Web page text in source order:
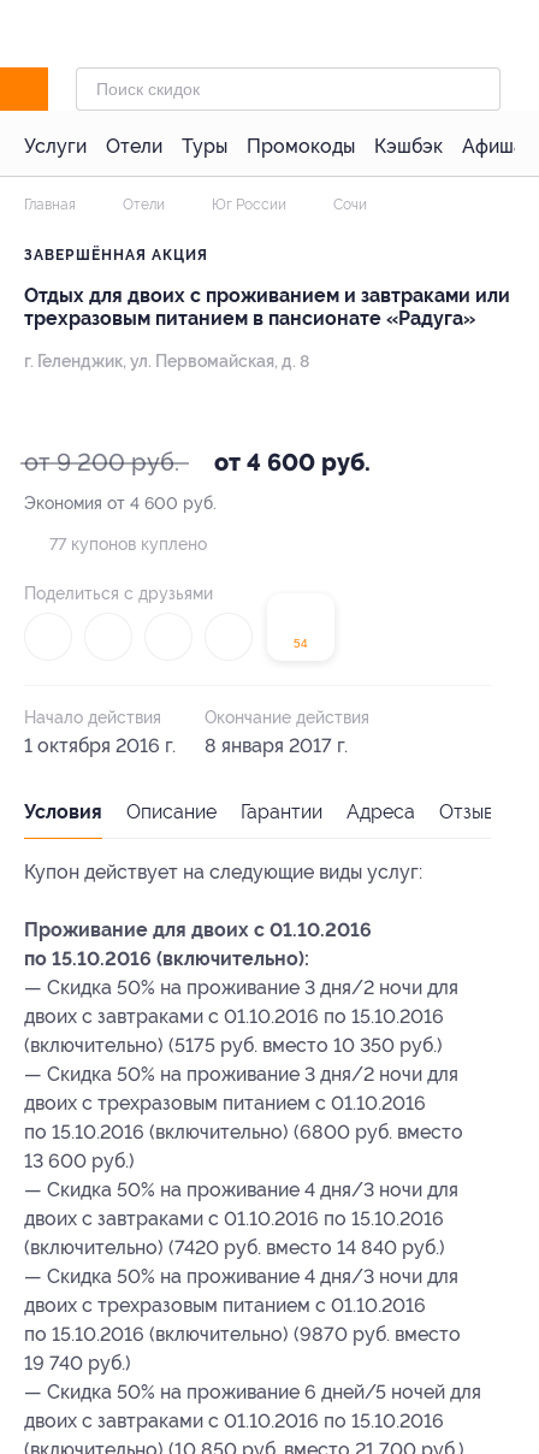
Услуги Отели Туры Промокоды Кэшбэк Афиша
Главная Отели Юг России Сочи
ЗАВЕРШЁННАЯ АКЦИЯ
Отдых для двоих с проживанием и завтраками или
трехразовым питанием в пансионате «Радуга»
г. Геленджик, ул. Первомайская, д. 8
от 9 200 руб. от 4 600 руб.
Экономия от 4 600 руб.
54
77 купонов куплено
Поделиться с друзьями
Начало действия
1 октября 2016 г.
Окончание действия
8 января 2017 г.
Условия Описание Гарантии Адреса Отзывы
Купон действует на следующие виды услуг:
Проживание для двоих с 01.10.2016
по 15.10.2016 (включительно):
— Скидка 50% на проживание 3 дня/2 ночи для
двоих с завтраками с 01.10.2016 по 15.10.2016
(включительно) (5175 руб. вместо 10 350 руб.)
— Скидка 50% на проживание 3 дня/2 ночи для
двоих с трехразовым питанием с 01.10.2016
по 15.10.2016 (включительно) (6800 руб. вместо
13 600 руб.)
— Скидка 50% на проживание 4 дня/3 ночи для
двоих с завтраками с 01.10.2016 по 15.10.2016
(включительно) (7420 руб. вместо 14 840 руб.)
— Скидка 50% на проживание 4 дня/3 ночи для
двоих с трехразовым питанием с 01.10.2016
по 15.10.2016 (включительно) (9870 руб. вместо
19 740 руб.)
— Скидка 50% на проживание 6 дней/5 ночей для
двоих с завтраками с 01.10.2016 по 15.10.2016